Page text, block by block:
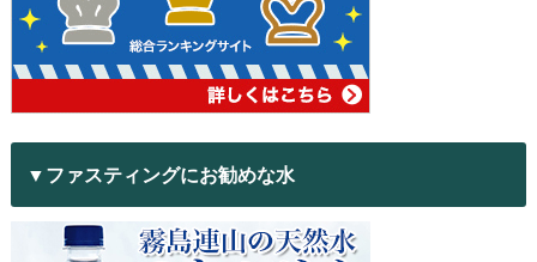
▼ファスティングにお勧めな水